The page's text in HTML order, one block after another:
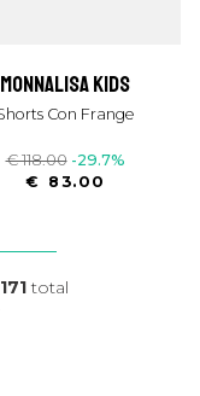
monnalisa kids
Shorts Con Frange
€ 118.00 -29.7%
€ 83.00
171total